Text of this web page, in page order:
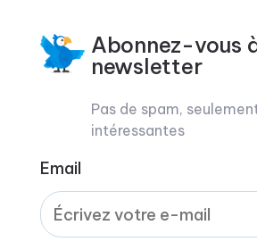
Abonnez-vous
newsletter
Pas de spam,
intéressantes
Email